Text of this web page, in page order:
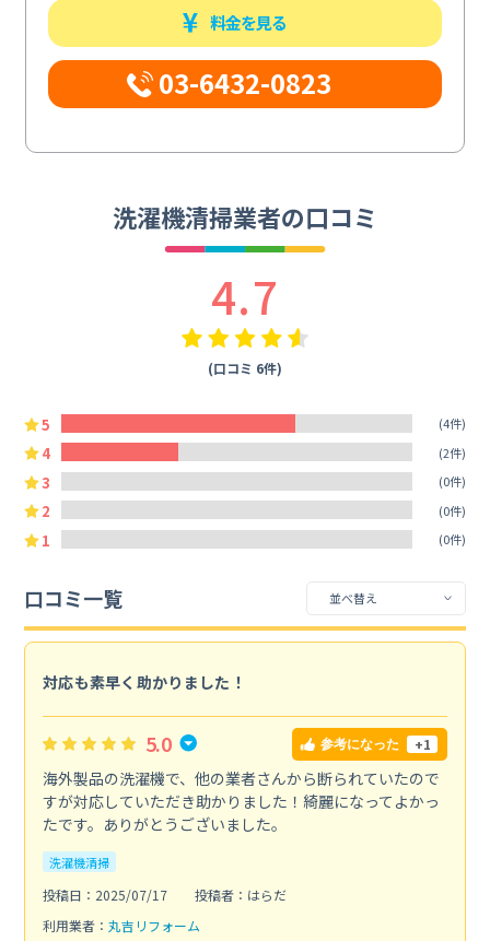
料金を見る
03-6432-0823
洗濯機清掃業者の口コミ
4.7
(口コミ 6件)
5 (4件)
4 (2件)
3 (0件)
2 (0件)
1 (0件)
口コミ一覧
対応も素早く助かりました！
5.0 参考になった +1
海外製品の洗濯機で、他の業者さんから断られていたので
すが対応していただき助かりました！綺麗になってよかっ
たです。ありがとうございました。
洗濯機清掃
投稿日：2025/07/17
投稿者：はらだ
利用業者： 丸吉リフォーム